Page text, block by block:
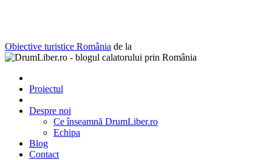
Obiective turistice România de la
Proiectul
Despre noi
Ce înseamnă DrumLiber.ro
Echipa
Blog
Contact